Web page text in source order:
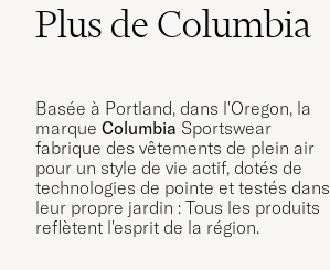
Plus de Columbia
Basée à Portland, dans l'Oregon, la
marque Columbia Sportswear
fabrique des vêtements de plein air
pour un style de vie actif, dotés de
technologies de pointe et testés dans
leur propre jardin : Tous les produits
reflètent l'esprit de la région.